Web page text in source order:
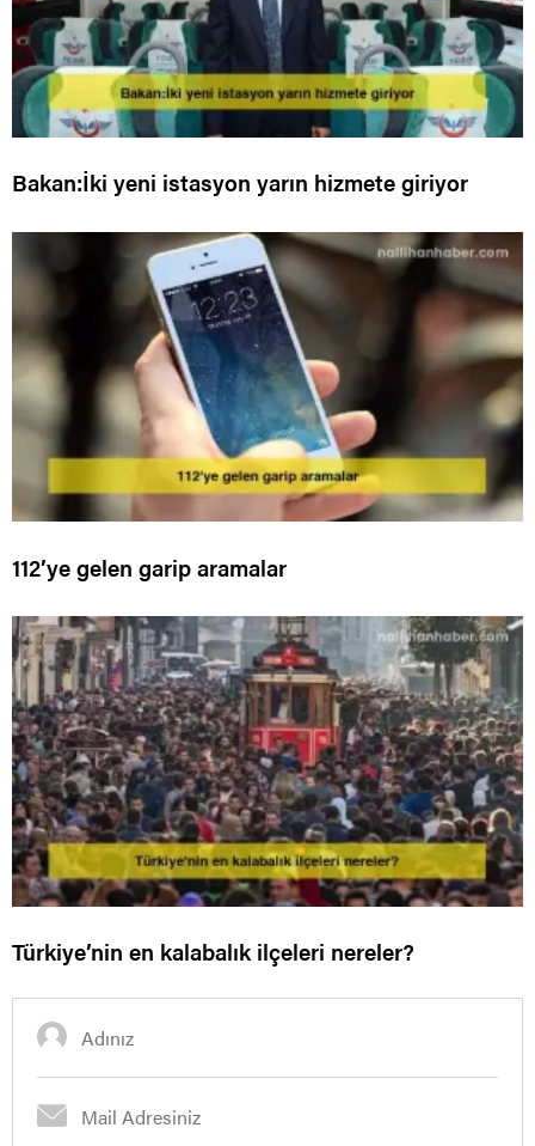
Bakan:İki yeni istasyon yarın hizmete giriyor
112’ye gelen garip aramalar
Türkiye’nin en kalabalık ilçeleri nereler?